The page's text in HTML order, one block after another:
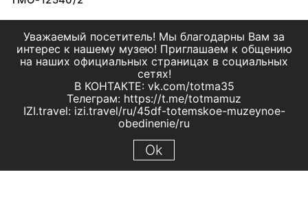
Уважаемый посетитель! Мы благодарны Вам за
интерес к нашему музею! Приглашаем к общению
на наших официальных страницах в социальных
сетях!
В КОНТАКТЕ: vk.com/totma35
Телеграм: https://t.me/totmamuz
IZI.travel: izi.travel/ru/45df-totemskoe-muzeynoe-
obedinenie/ru
Ok